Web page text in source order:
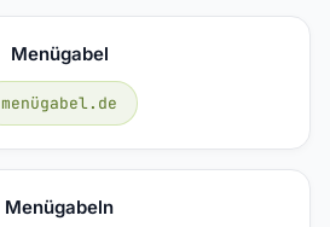
Menügabel
menügabel.de
Menügabeln